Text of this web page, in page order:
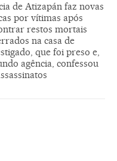
de Atizapán faz novas
por vítimas após
restos mortais
na casa de
que foi preso e,
agência, confessou